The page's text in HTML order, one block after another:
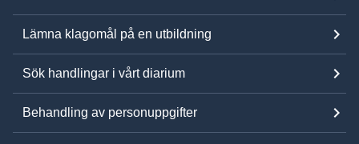
Lämna klagomål på en utbildning
Sök handlingar i vårt diarium
Behandling av personuppgifter